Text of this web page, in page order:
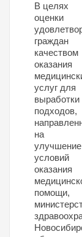
В целях
оценки
граждан
качеством
оказания
услуг для
выработки
подходов,
на
улучшение
условий
оказания
помощи,